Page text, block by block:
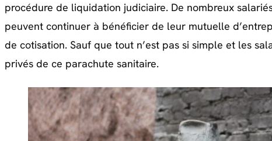
procédure de liquidation judiciaire. De nombreux
peuvent continuer à bénéficier de leur mutuelle
de cotisation. Sauf que tout n’est pas si simple et les
privés de ce parachute sanitaire.